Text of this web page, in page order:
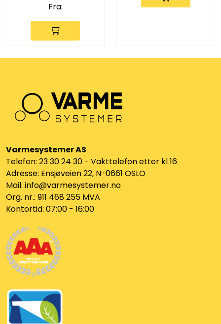
Fra:
Varmesystemer AS
Telefon: 23 30 24 30 - Vakttelefon etter kl 16
Adresse: Ensjøveien 22, N-0661 OSLO
Mail: info@varmesystemer.no
Org. nr.: 911 468 255 MVA
Kontortid: 07:00 - 16:00